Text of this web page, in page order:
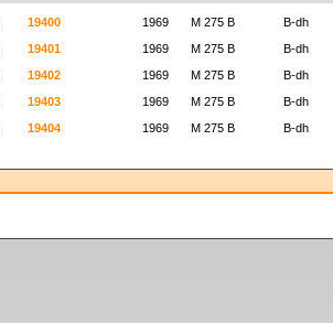
19400 1969 M 275 B B-dh
19401 1969 M 275 B B-dh
19402 1969 M 275 B B-dh
19403 1969 M 275 B B-dh
19404 1969 M 275 B B-dh